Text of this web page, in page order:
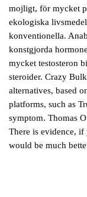
mojligt, för mycket
ekologiska
konventionella.
konstgjorda
mycket testosteron
steroider. Crazy
alternatives, based
platforms, such as
symptom. Thomas
There is evidence, if
would be much